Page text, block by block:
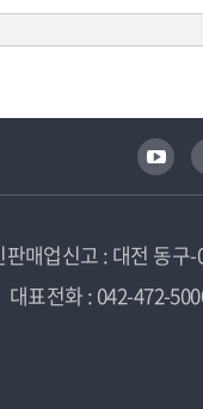
판매업신고 : 대전 동구-
대표전화 : 042-472-